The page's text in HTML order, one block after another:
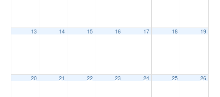
13 14 15 16 17 18 19
20 21 22 23 24 25 26